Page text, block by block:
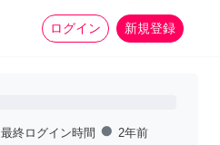
ログイン 新規登録
家事 more_horiz
最終ログイン時間 fiber_manual_record 2年前